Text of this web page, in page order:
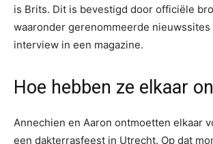
is Brits. Dit is bevestigd door officiële
waaronder gerenommeerde nieuwssites
interview in een magazine.
Hoe hebben ze elkaar
Annechien en Aaron ontmoetten elkaar
een dakterrasfeest in Utrecht. Op dat